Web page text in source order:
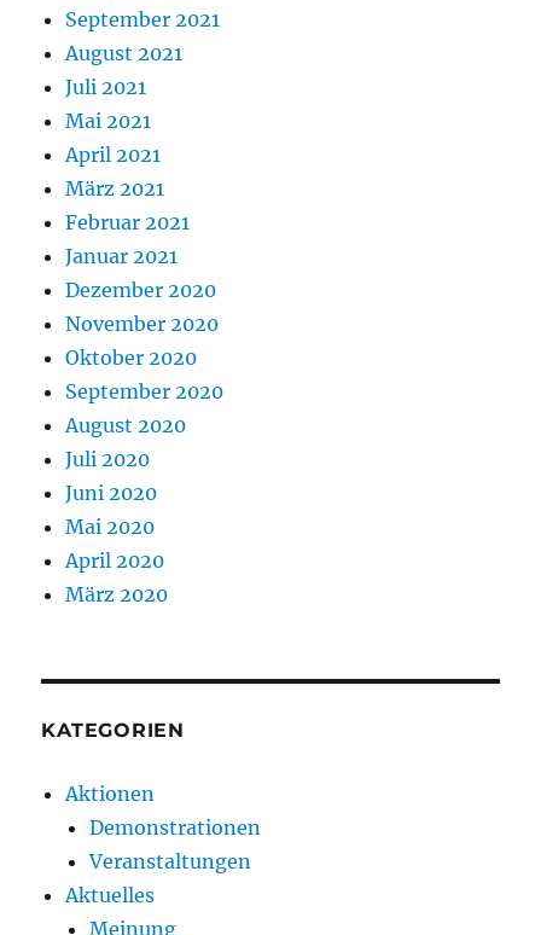
September 2021
August 2021
Juli 2021
Mai 2021
April 2021
März 2021
Februar 2021
Januar 2021
Dezember 2020
November 2020
Oktober 2020
September 2020
August 2020
Juli 2020
Juni 2020
Mai 2020
April 2020
März 2020
KATEGORIEN
Aktionen
Demonstrationen
Veranstaltungen
Aktuelles
Meinung